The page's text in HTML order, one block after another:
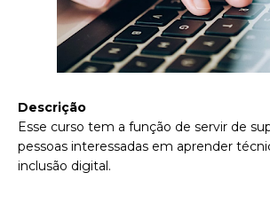
Descrição
Esse curso tem a função de servir de
pessoas interessadas em aprender
inclusão digital.